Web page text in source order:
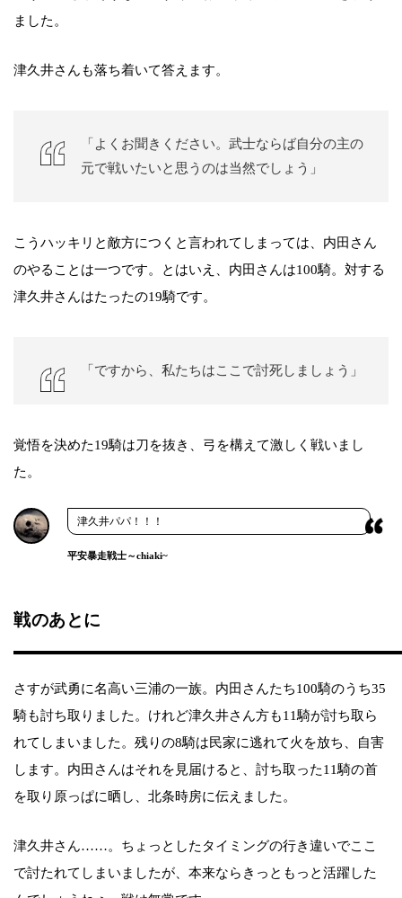
ました。
津久井さんも落ち着いて答えます。
「よくお聞きください。武士ならば自分の主の
元で戦いたいと思うのは当然でしょう」
こうハッキリと敵方につくと言われてしまっては、内田さん
のやることは一つです。とはいえ、内田さんは100騎。対する
津久井さんはたったの19騎です。
「ですから、私たちはここで討死しましょう」
覚悟を決めた19騎は刀を抜き、弓を構えて激しく戦いまし
た。
津久井パパ！！！
平安暴走戦士～chiaki~
戦のあとに
さすが武勇に名高い三浦の一族。内田さんたち100騎のうち35
騎も討ち取りました。けれど津久井さん方も11騎が討ち取ら
れてしまいました。残りの8騎は民家に逃れて火を放ち、自害
します。内田さんはそれを見届けると、討ち取った11騎の首
を取り原っぱに晒し、北条時房に伝えました。
津久井さん……。ちょっとしたタイミングの行き違いでここ
で討たれてしまいましたが、本来ならきっともっと活躍した